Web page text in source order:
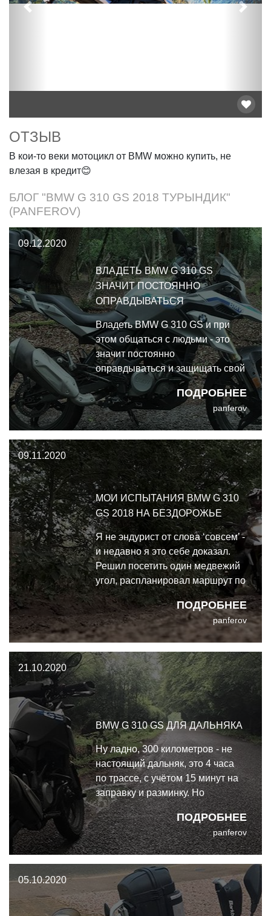
Предыдущий
ОТЗЫВ
В кои-то веки мотоцикл от BMW можно купить, не
влезая в кредит😊
БЛОГ "BMW G 310 GS 2018 ТУРЫНДИК"
(PANFEROV)
09.12.2020
ВЛАДЕТЬ BMW G 310 GS
ЗНАЧИТ ПОСТОЯННО
ОПРАВДЫВАТЬСЯ
ПОДРОБНЕЕ
Владеть BMW G 310 GS и при
этом общаться с людьми - это
значит постоянно
оправдываться и защищать свой
мотоцикл. Для многих (реально
многих) минусом по умолчанию
является его индийское
происхождение. Потом -
вибрации (которых для
одностволки не так уж много).
Потом - якобы чахлый движок
(которого вп
panferov
09.11.2020
МОИ ИСПЫТАНИЯ BMW G 310
GS 2018 НА БЕЗДОРОЖЬЕ
ПОДРОБНЕЕ
Я не эндурист от слова ‘совсем’ -
и недавно я это себе доказал.
Решил посетить один медвежий
угол, распланировал маршрут по
деревням на 300 километров, и
обнаружил, что не хватает во
мне духу переть напролом и
использовать технику. Пару
особо заковыристых мест я
проезжал на первой передаче с
выставл
panferov
21.10.2020
BMW G 310 GS ДЛЯ ДАЛЬНЯКА
ПОДРОБНЕЕ
Ну ладно, 300 километров - не
настоящий дальняк, это 4 часа
по трассе, с учётом 15 минут на
заправку и разминку. Но
настоящий гусевод (даже если
тот гусь совсем мелкий😁)
подсознательно ищет гребеня - и
находит. Так что те же 300
километров можно ехать весь
день, попутно знакомясь с
ассортиментом са
panferov
05.10.2020